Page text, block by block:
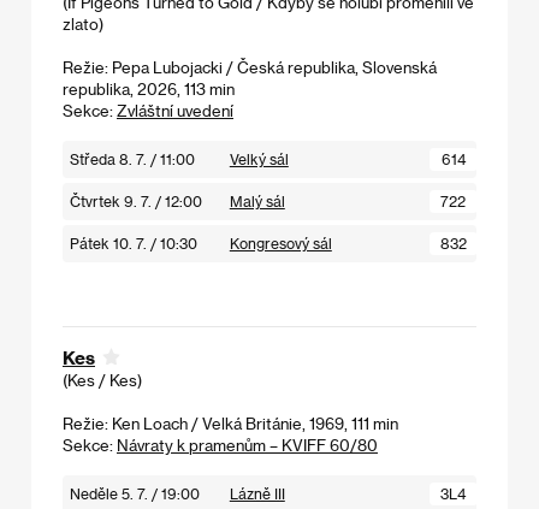
zlato)
Režie: Pepa Lubojacki / Česká republika, Slovenská
republika, 2026, 113 min
Sekce: Zvláštní uvedení
Středa 8. 7. / 11:00 Velký sál 614
Čtvrtek 9. 7. / 12:00 Malý sál 722
Pátek 10. 7. / 10:30 Kongresový sál 832
Kes
(Kes / Kes)
Režie: Ken Loach / Velká Británie, 1969, 111 min
Sekce: Návraty k pramenům – KVIFF 60/80
Neděle 5. 7. / 19:00 Lázně III 3L4